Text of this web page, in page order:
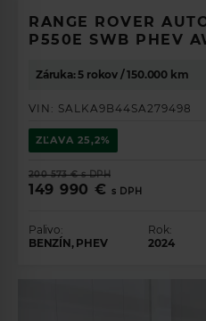
RANGE ROVER
P550E SWB PHEV
Záruka: 5 rokov / 150.000 km
VIN: SALKA9B44SA279498
ZĽAVA 25,2%
200 573 € s DPH
149 990 € s DPH
Palivo:
BENZÍN, PHEV
Rok:
2024